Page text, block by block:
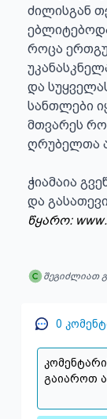
ძილისგან
როცა
და
სანთლები
მთვარეს
ღრუბელთა
ჭიამაია
და
წყარო:
შეგიძლიათ
0